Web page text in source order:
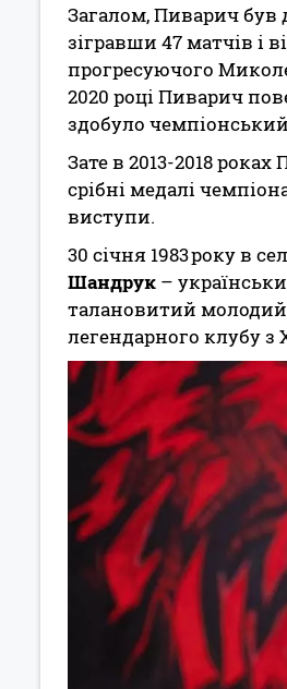
Загалом, Пиварич був
зігравши 47 матчів і
прогресуючого
2020 році Пиварич
здобуло
Зате в 2013-2018
срібні медалі
виступи.
30 січня 1983 року в
Шандрук –
талановитий
легендарного клубу з